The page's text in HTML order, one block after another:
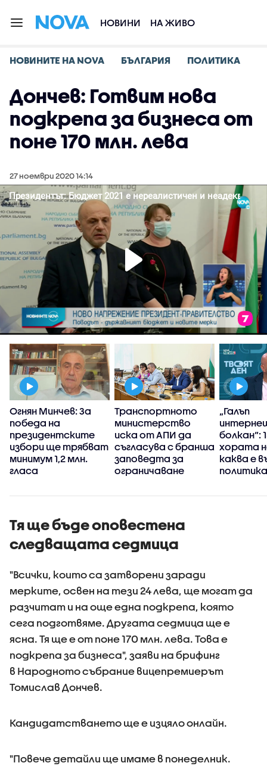
НОВИНИ НА ЖИВО
НОВИНИТЕ НА NOVA БЪЛГАРИЯ ПОЛИТИКА
Дончев: Готвим нова
подкрепа за бизнеса от
поне 170 млн. лева
27 ноември 2020 14:14
Огнян Минчев: За
победа на
президентските
избори ще трябват
минимум 1,2 млн.
гласа
Транспортното
министерство
иска от АПИ да
съгласува с бранша
заповедта за
ограничаване
камиони
„Галъп
болкан“:
хората
каква е
Тя ще бъде оповестена
следващата седмица
"Всички, които са затворени заради
мерките, освен на тези 24 лева, ще могат да
разчитат и на още една подкрепа, която
сега подготвяме. Другата седмица ще е
ясна. Тя ще е от поне 170 млн. лева. Това е
подкрепа за бизнеса", заяви на брифинг
в Народното събрание вицепремиерът
Томислав Дончев.
Кандидатстването ще е изцяло онлайн.
"Повече детайли ще имаме в понеделник.